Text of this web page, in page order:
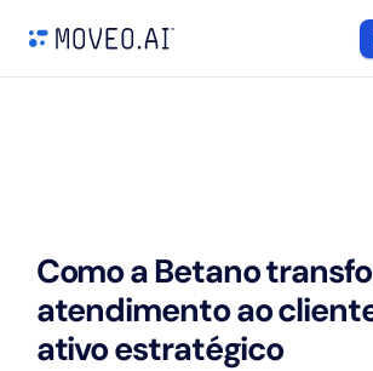
Como a Betano
atendimento ao
ativo estratégico